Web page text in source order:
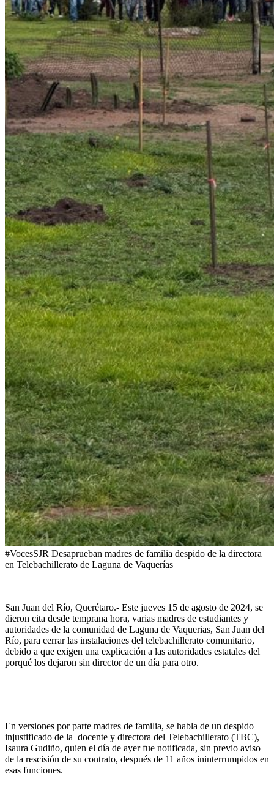
#VocesSJR Desaprueban madres de familia despido de la directora
en Telebachillerato de Laguna de Vaquerías
San Juan del Río, Querétaro.- Este jueves 15 de agosto de 2024, se
dieron cita desde temprana hora, varias madres de estudiantes y
autoridades de la comunidad de Laguna de Vaquerias, San Juan del
Río, para cerrar las instalaciones del telebachillerato comunitario,
debido a que exigen una explicación a las autoridades estatales del
porqué los dejaron sin director de un día para otro.
En versiones por parte madres de familia, se habla de un despido
injustificado de la docente y directora del Telebachillerato (TBC),
Isaura Gudiño, quien el día de ayer fue notificada, sin previo aviso
de la rescisión de su contrato, después de 11 años ininterrumpidos en
esas funciones.